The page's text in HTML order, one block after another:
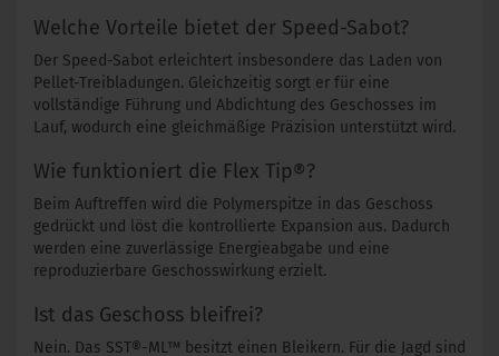
Welche Vorteile bietet der Speed-Sabot?
Der Speed-Sabot erleichtert insbesondere das Laden von
Pellet-Treibladungen. Gleichzeitig sorgt er für eine
vollständige Führung und Abdichtung des Geschosses im
Lauf, wodurch eine gleichmäßige Präzision unterstützt wird.
Wie funktioniert die Flex Tip®?
Beim Auftreffen wird die Polymerspitze in das Geschoss
gedrückt und löst die kontrollierte Expansion aus. Dadurch
werden eine zuverlässige Energieabgabe und eine
reproduzierbare Geschosswirkung erzielt.
Ist das Geschoss bleifrei?
Nein. Das SST®-ML™ besitzt einen Bleikern. Für die Jagd sind